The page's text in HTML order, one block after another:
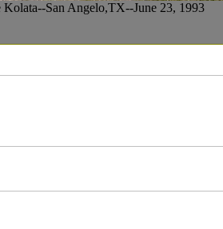
San Angelo,TX--June 23, 1993